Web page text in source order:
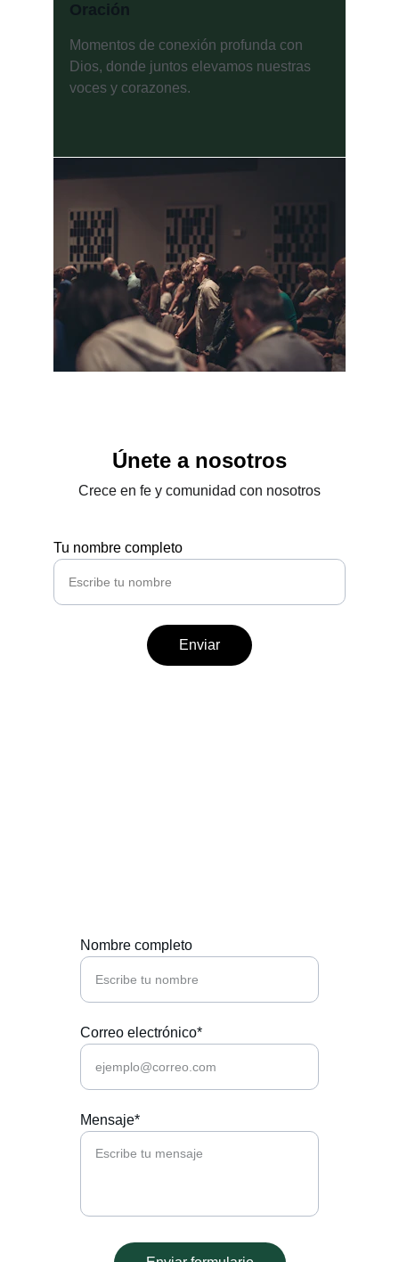
Oración
Momentos de conexión profunda con
Dios, donde juntos elevamos nuestras
voces y corazones.
Únete a nosotros
Tu nombre completo
Enviar
Crece en fe y comunidad con nosotros
Nombre completo
Correo electrónico*
Mensaje*